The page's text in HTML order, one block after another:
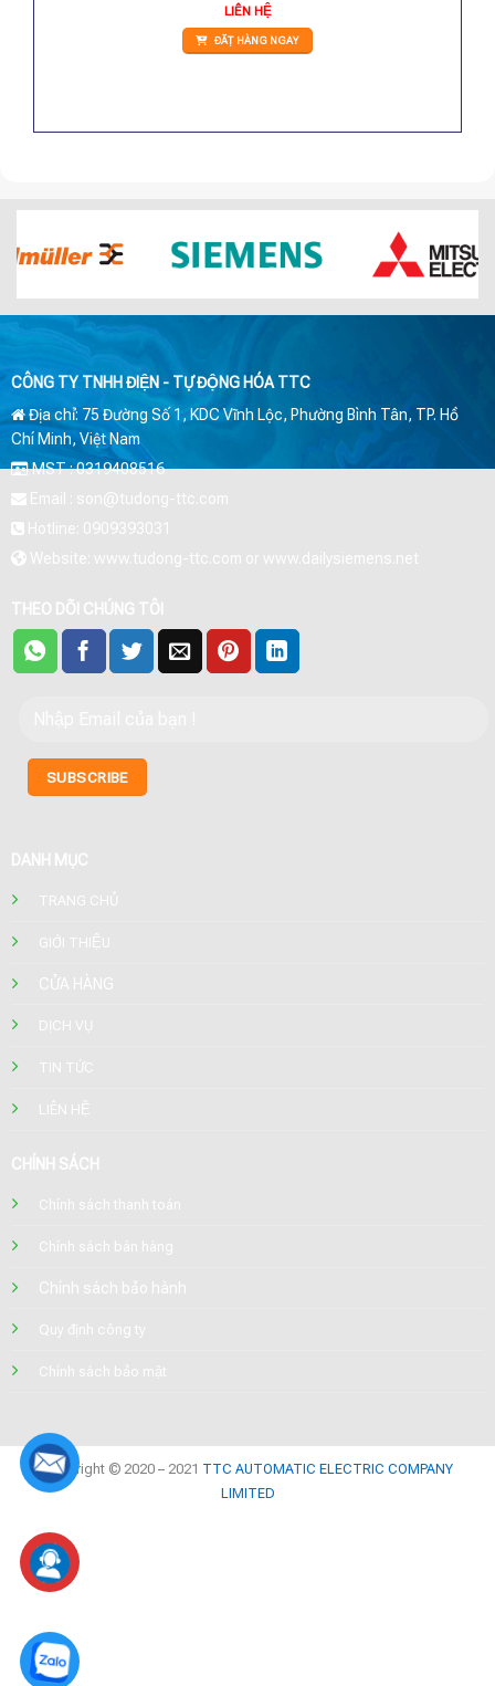
LIÊN HỆ
ĐẶT HÀNG NGAY
CÔNG TY TNHH ĐIỆN - TỰ ĐỘNG HÓA TTC
Địa chỉ: 75 Đường Số 1, KDC Vĩnh Lộc, Phường Bình Tân, TP. Hồ
Chí Minh, Việt Nam
MST : 0319408516
Email : son@tudong-ttc.com
Hotline: 0909393031
Website: www.tudong-ttc.com or www.dailysiemens.net
THEO DÕI CHÚNG TÔI
DANH MỤC
TRANG CHỦ
GIỚI THIỆU
CỬA HÀNG
DỊCH VỤ
TIN TỨC
LIÊN HỆ
CHÍNH SÁCH
Chính sách thanh toán
Chính sách bán hàng
Chính sách bảo hành
Quy định công ty
Chính sách bảo mật
Copyright © 2020 – 2021 TTC AUTOMATIC ELECTRIC COMPANY
LIMITED